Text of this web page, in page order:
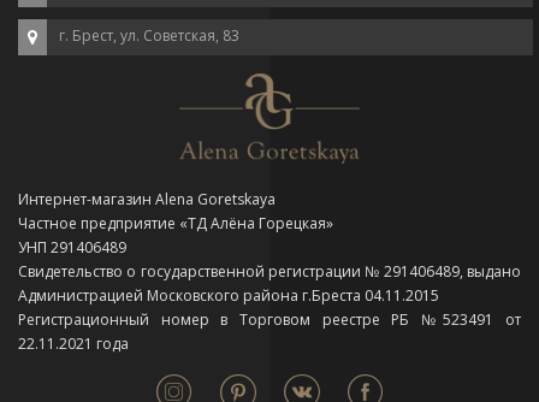
г. Брест, ул. Советская, 83
Интернет-магазин Alena Goretskaya
Частное предприятие «ТД Алёна Горецкая»
УНП 291406489
Свидетельство о государственной регистрации № 291406489, выдано
Администрацией Московского района г.Бреста 04.11.2015
Регистрационный номер в Торговом реестре РБ №523491 от
22.11.2021 года